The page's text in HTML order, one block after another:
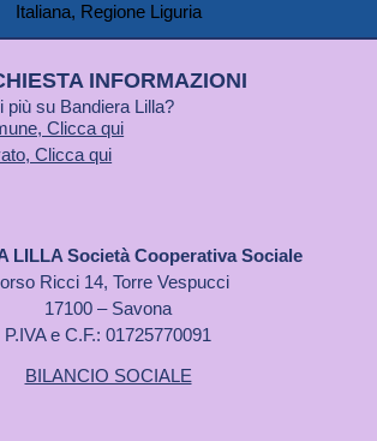
INFORMAZIONI
più su Bandiera Lilla?
Clicca qui
Clicca qui
LILLA Società Cooperativa Sociale
Ricci 14, Torre Vespucci
17100 – Savona
P.IVA e C.F.: 01725770091
BILANCIO SOCIALE